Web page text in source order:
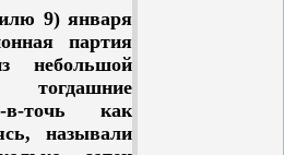
государстве
гарантией
и солдат
Но так
9) января
партия
небольшой
в-точь как
называли